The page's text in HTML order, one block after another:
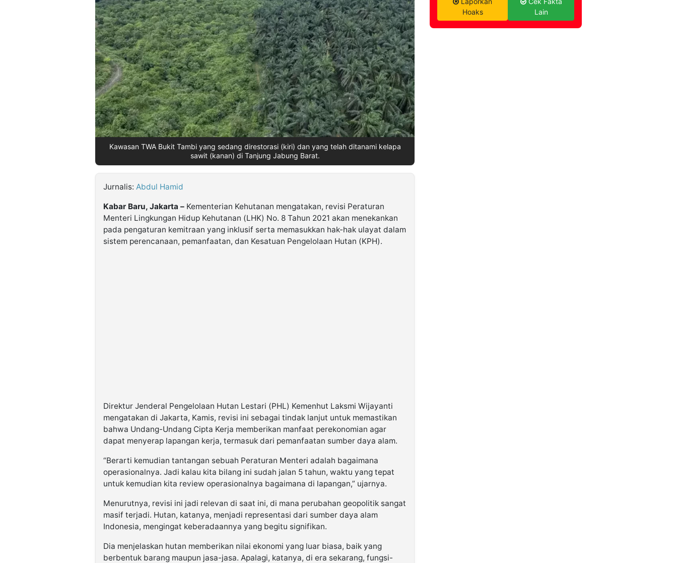
Kawasan TWA Bukit Tambi yang sedang direstorasi (kiri) dan yang telah ditanami kelapa
sawit (kanan) di Tanjung Jabung Barat.
Jurnalis: Abdul Hamid
Kabar Baru, Jakarta – Kementerian Kehutanan mengatakan, revisi Peraturan
Menteri Lingkungan Hidup Kehutanan (LHK) No. 8 Tahun 2021 akan menekankan
pada pengaturan kemitraan yang inklusif serta memasukkan hak-hak ulayat dalam
sistem perencanaan, pemanfaatan, dan Kesatuan Pengelolaan Hutan (KPH).
Direktur Jenderal Pengelolaan Hutan Lestari (PHL) Kemenhut Laksmi Wijayanti
mengatakan di Jakarta, Kamis, revisi ini sebagai tindak lanjut untuk memastikan
bahwa Undang-Undang Cipta Kerja memberikan manfaat perekonomian agar
dapat menyerap lapangan kerja, termasuk dari pemanfaatan sumber daya alam.
“Berarti kemudian tantangan sebuah Peraturan Menteri adalah bagaimana
operasionalnya. Jadi kalau kita bilang ini sudah jalan 5 tahun, waktu yang tepat
untuk kemudian kita review operasionalnya bagaimana di lapangan,” ujarnya.
Menurutnya, revisi ini jadi relevan di saat ini, di mana perubahan geopolitik sangat
masif terjadi. Hutan, katanya, menjadi representasi dari sumber daya alam
Indonesia, mengingat keberadaannya yang begitu signifikan.
Dia menjelaskan hutan memberikan nilai ekonomi yang luar biasa, baik yang
berbentuk barang maupun jasa-jasa. Apalagi, katanya, di era sekarang, fungsi-
Hoaks
Lain